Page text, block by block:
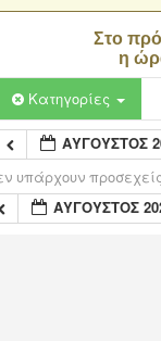
Στο
η
Κατηγορίες
ΑΎΓΟΥΣΤΟΣ
υπάρχουν
ΑΎΓΟΥΣΤΟΣ